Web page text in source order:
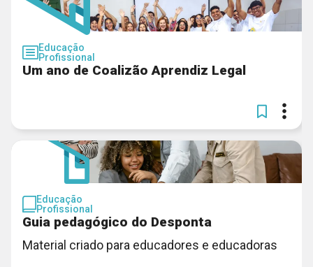
Educação
Profissional
Um ano de Coalizão Aprendiz Legal
Educação
Profissional
Guia pedagógico do Desponta
Material criado para educadores e educadoras